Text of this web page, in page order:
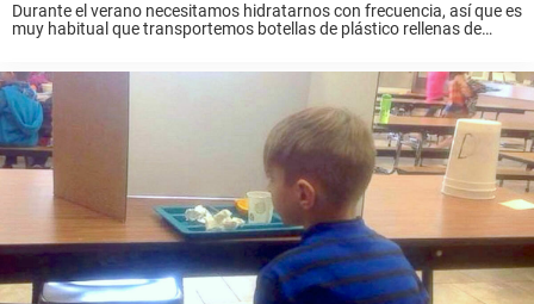
Durante el verano necesitamos hidratarnos con frecuencia, así que es
muy habitual que transportemos botellas de plástico rellenas de